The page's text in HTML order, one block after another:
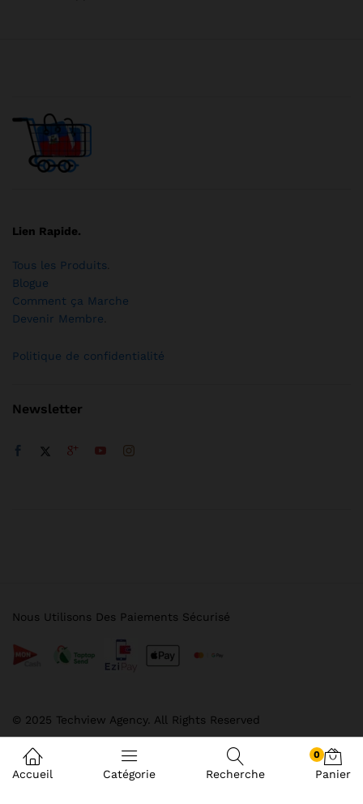
Lien Rapide.
Tous les Produits
Blogue
Comment ça Marche
Devenir Membre
Politique de confidentialité
Newsletter
© 2025 Techview Agency. All Rights Reserved
Nous Utilisons Des Paiements Sécurisé
Accueil Catégorie Recherche
0
Panier